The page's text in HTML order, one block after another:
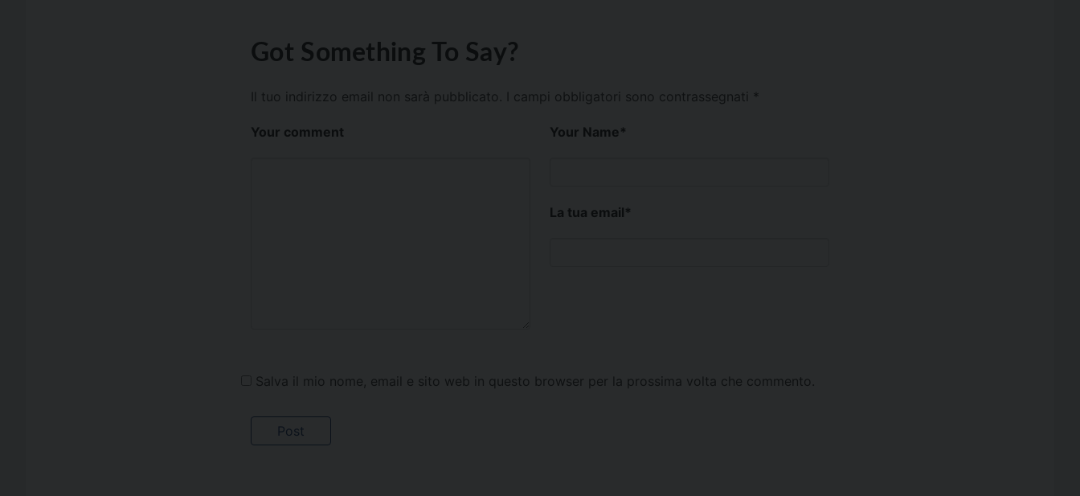
Got Something To Say?
Il tuo indirizzo email non sarà pubblicato. I campi obbligatori sono contrassegnati *
Your comment Your Name*
La tua email*
Salva il mio nome, email e sito web in questo browser per la prossima volta che commento.